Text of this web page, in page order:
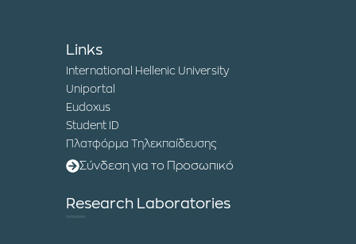
Links
International Hellenic University
Uniportal
Eudoxus
Student ID
Πλατφόρμα Τηλεκπαίδευσης
Σύνδεση για το Προσωπικό
Research Laboratories